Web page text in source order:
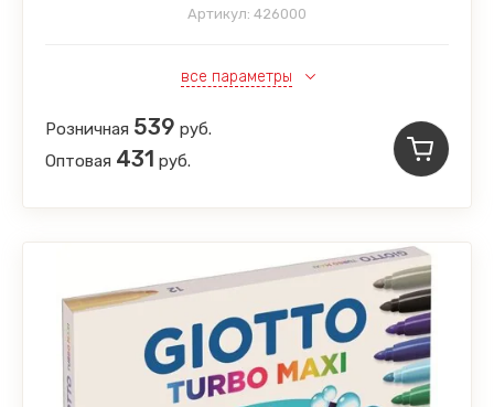
Артикул: 426000
все параметры
Розничная 539 руб.
Оптовая 431 руб.